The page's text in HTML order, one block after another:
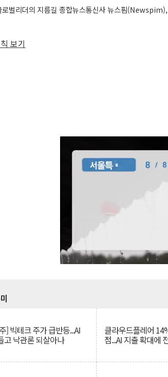
벌리더의 지름길 종합뉴스통신사 뉴스핌
보기
] 빅테크 주가 급반등...AI
고 낙관론 되살아나
클라우드플레어
점...AI 지출 확대에